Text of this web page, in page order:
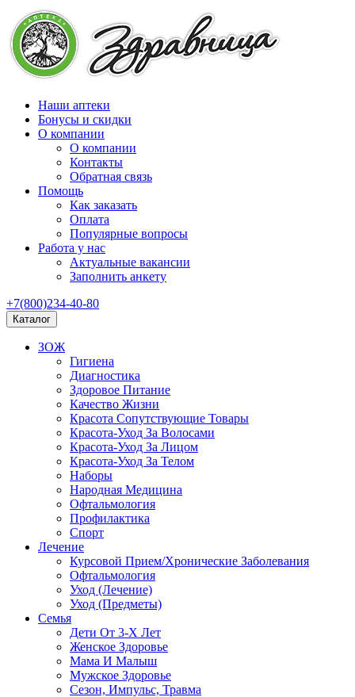
Наши аптеки
Бонусы и скидки
О компании
О компании
Контакты
Обратная связь
Помощь
Как заказать
Оплата
Популярные вопросы
Работа у нас
Актуальные вакансии
Заполнить анкету
+7(800)234-40-80
Каталог
ЗОЖ
Гигиена
Диагностика
Здоровое Питание
Качество Жизни
Красота Сопутствующие Товары
Красота-Уход За Волосами
Красота-Уход За Лицом
Красота-Уход За Телом
Наборы
Народная Медицина
Офтальмология
Профилактика
Спорт
Лечение
Курсовой Прием/Хронические Заболевания
Офтальмология
Уход (Лечение)
Уход (Предметы)
Семья
Дети От 3-Х Лет
Женское Здоровье
Мама И Малыш
Мужское Здоровье
Сезон, Импульс, Травма